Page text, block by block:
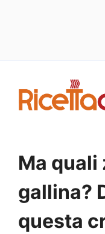
contenuto
Ma quali
gallina?
questa